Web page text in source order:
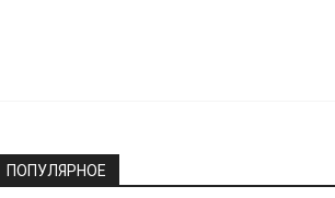
ПОПУЛЯРНОЕ